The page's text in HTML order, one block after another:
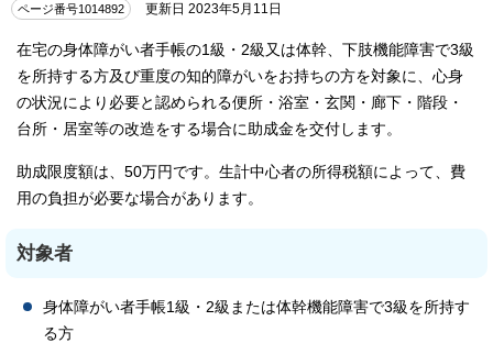
ページ番号1014892 更新日 2023年5月11日
在宅の身体障がい者手帳の1級・2級又は体幹、下肢機能障害で3級
を所持する方及び重度の知的障がいをお持ちの方を対象に、心身
の状況により必要と認められる便所・浴室・玄関・廊下・階段・
台所・居室等の改造をする場合に助成金を交付します。
助成限度額は、50万円です。生計中心者の所得税額によって、費
用の負担が必要な場合があります。
対象者
身体障がい者手帳1級・2級または体幹機能障害で3級を所持す
る方